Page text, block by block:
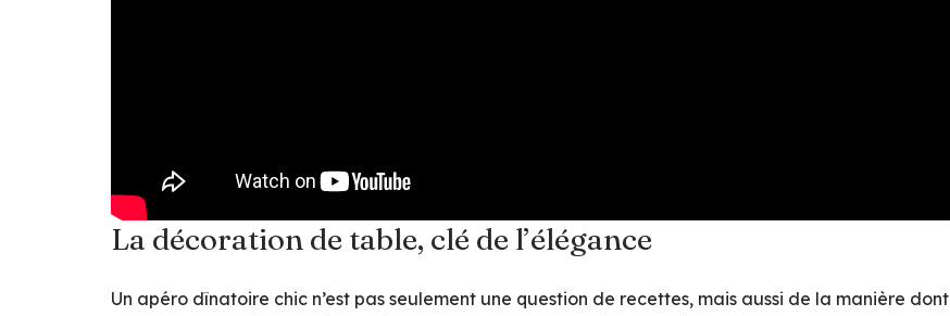
La décoration de table, clé de l’élégance
Un apéro dînatoire chic n’est pas seulement une question de recettes, mais aussi de la manière dont